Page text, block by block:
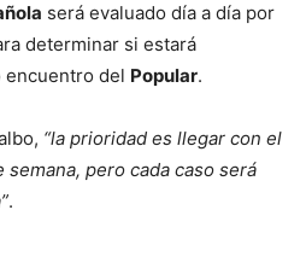
será evaluado día a día por
determinar si estará
del Popular.
“la prioridad es llegar con el
pero cada caso será
.